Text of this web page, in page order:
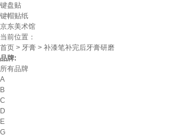
键盘贴
键帽贴纸
京东美术馆
当前位置：
首页 > 牙膏 > 补漆笔补完后牙膏研磨
品牌:
所有品牌
A
B
C
D
E
G